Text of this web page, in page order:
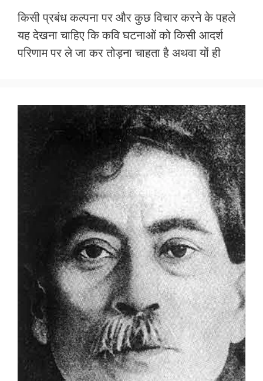
e
b
o
k
itt
er
at
s
A
p
m
ai
l
ar
e
किसी प्रबंध कल्पना पर और कुछ विचार करने के पहले
यह देखना चाहिए कि कवि घटनाओं को किसी आदर्श
परिणाम पर ले जा कर तोड़ना चाहता है अथवा यों ही